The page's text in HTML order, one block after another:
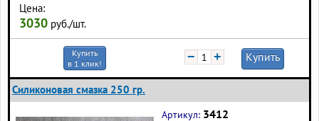
Цена:
3030 руб./шт.
Купить
в 1 клик!
− + Купить
Силиконовая смазка 250 гр.
Артикул: 3412